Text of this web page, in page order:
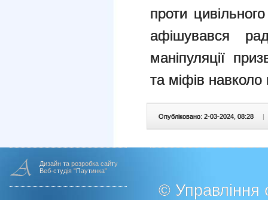
проти
афішувався
маніпуляції
та міфів
Опубліковано: 2-03-2024, 08:28 |
Дизайн та розробка сайту
Веб-студія "Паутинка"
© Управління